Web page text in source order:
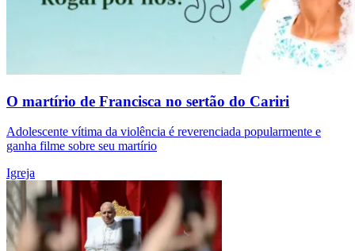
O martírio de Francisca no sertão do Cariri
Adolescente vítima da violência é reverenciada popularmente e
ganha filme sobre seu martírio
Igreja